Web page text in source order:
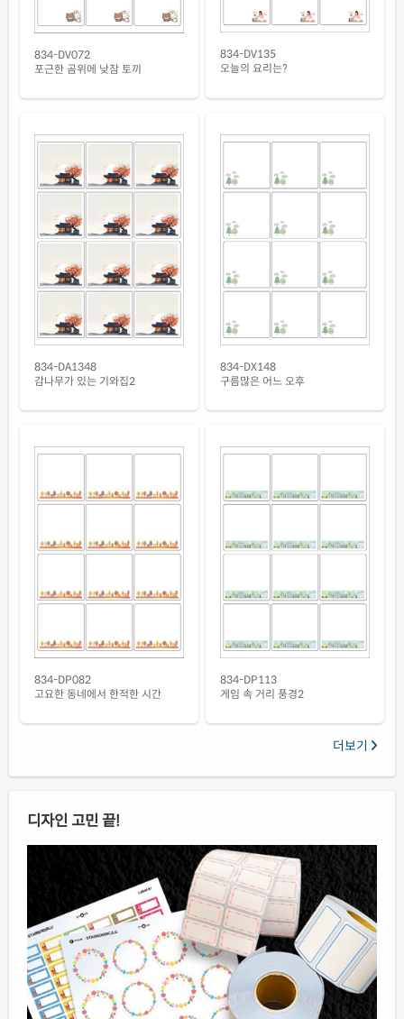
흰색 광택 레이저 재질설명
RV834LG-DX044레이저 전용
흰색(50μm) 광택 방수 레이저
CL834WP-DX044
재질설명
CL834MP-DX044레이저 전용
흰색 무광 방수 시치미 레이저
RV834MP-DX044레이저 전용
투명(25μm) 방수 레이저
CL834TT-DX044레이저 전용
재질설명
투명(50μm) 방수 레이저
834-DV072
포근한 곰위에 낮잠 토끼
834-DV135
오늘의 요리는?
834-DA1348
감나무가 있는 기와집2
834-DX148
구름많은 어느 오후
834-DP082
고요한 동네에서 한적한 시간
834-DP113
게임 속 거리 풍경2
더보기
디자인 고민 끝!